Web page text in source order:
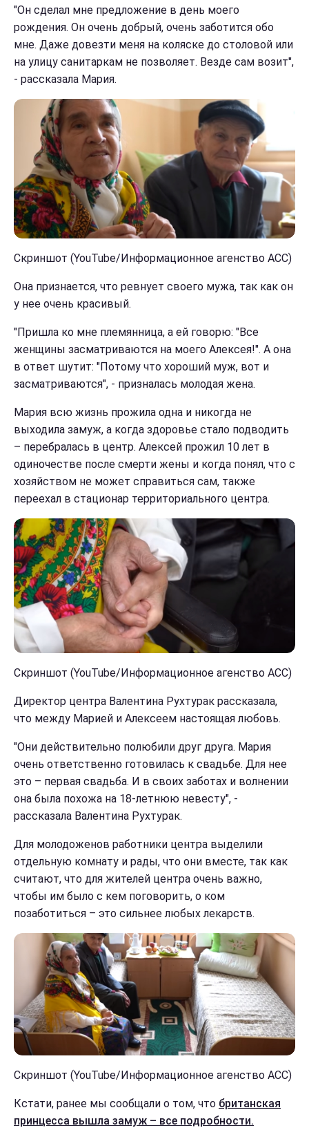
"Он сделал мне предложение в день моего
рождения. Он очень добрый, очень заботится обо
мне. Даже довезти меня на коляске до столовой или
на улицу санитаркам не позволяет. Везде сам возит",
- рассказала Мария.
Скриншот (YouTube/Информационное агенство АСС)
Она признается, что ревнует своего мужа, так как он
у нее очень красивый.
"Пришла ко мне племянница, а ей говорю: "Все
женщины засматриваются на моего Алексея!". А она
в ответ шутит: "Потому что хороший муж, вот и
засматриваются", - призналась молодая жена.
Мария всю жизнь прожила одна и никогда не
выходила замуж, а когда здоровье стало подводить
– перебралась в центр. Алексей прожил 10 лет в
одиночестве после смерти жены и когда понял, что с
хозяйством не может справиться сам, также
переехал в стационар территориального центра.
Скриншот (YouTube/Информационное агенство АСС)
Директор центра Валентина Рухтурак рассказала,
что между Марией и Алексеем настоящая любовь.
"Они действительно полюбили друг друга. Мария
очень ответственно готовилась к свадьбе. Для нее
это – первая свадьба. И в своих заботах и волнении
она была похожа на 18-летнюю невесту", -
рассказала Валентина Рухтурак.
Для молодоженов работники центра выделили
отдельную комнату и рады, что они вместе, так как
считают, что для жителей центра очень важно,
чтобы им было с кем поговорить, о ком
позаботиться – это сильнее любых лекарств.
Скриншот (YouTube/Информационное агенство АСС)
Кстати, ранее мы сообщали о том, что британская
принцесса вышла замуж – все подробности.